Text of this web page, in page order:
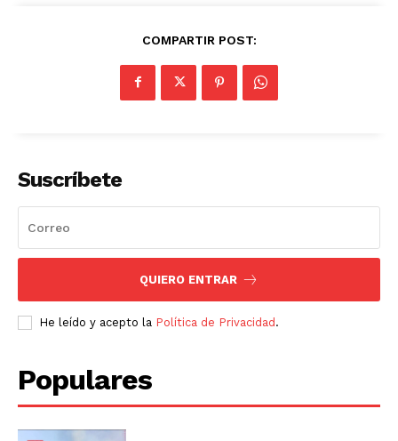
COMPARTIR POST:
Suscríbete
QUIERO ENTRAR
He leído y acepto la Política de Privacidad.
Populares